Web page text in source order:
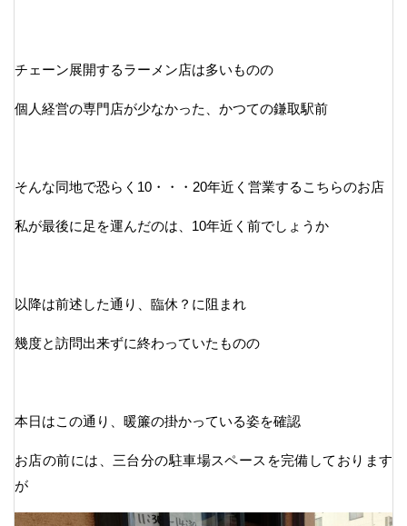
チェーン展開するラーメン店は多いものの
個人経営の専門店が少なかった、かつての鎌取駅前
そんな同地で恐らく10・・・20年近く営業するこちらのお店
私が最後に足を運んだのは、10年近く前でしょうか
以降は前述した通り、臨休？に阻まれ
幾度と訪問出来ずに終わっていたものの
本日はこの通り、暖簾の掛かっている姿を確認
お店の前には、三台分の駐車場スペースを完備しております
が